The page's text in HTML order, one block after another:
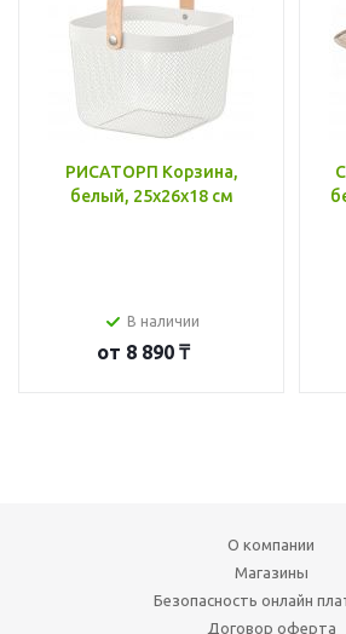
РИСАТОРП Корзина,
белый, 25x26x18 см
В наличии
от 8 890 ₸
О компании
Магазины
Безопасность онлайн
Договор оферта